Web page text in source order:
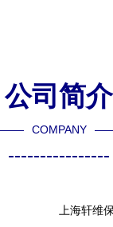
公司简介
COMPANY
----------------
上海轩维